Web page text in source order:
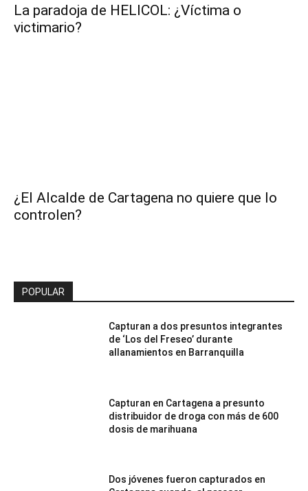
La paradoja de HELICOL: ¿Víctima o
victimario?
¿El Alcalde de Cartagena no quiere que lo
controlen?
POPULAR
Capturan a dos presuntos integrantes
de ‘Los del Freseo’ durante
allanamientos en Barranquilla
Capturan en Cartagena a presunto
distribuidor de droga con más de 600
dosis de marihuana
Dos jóvenes fueron capturados en